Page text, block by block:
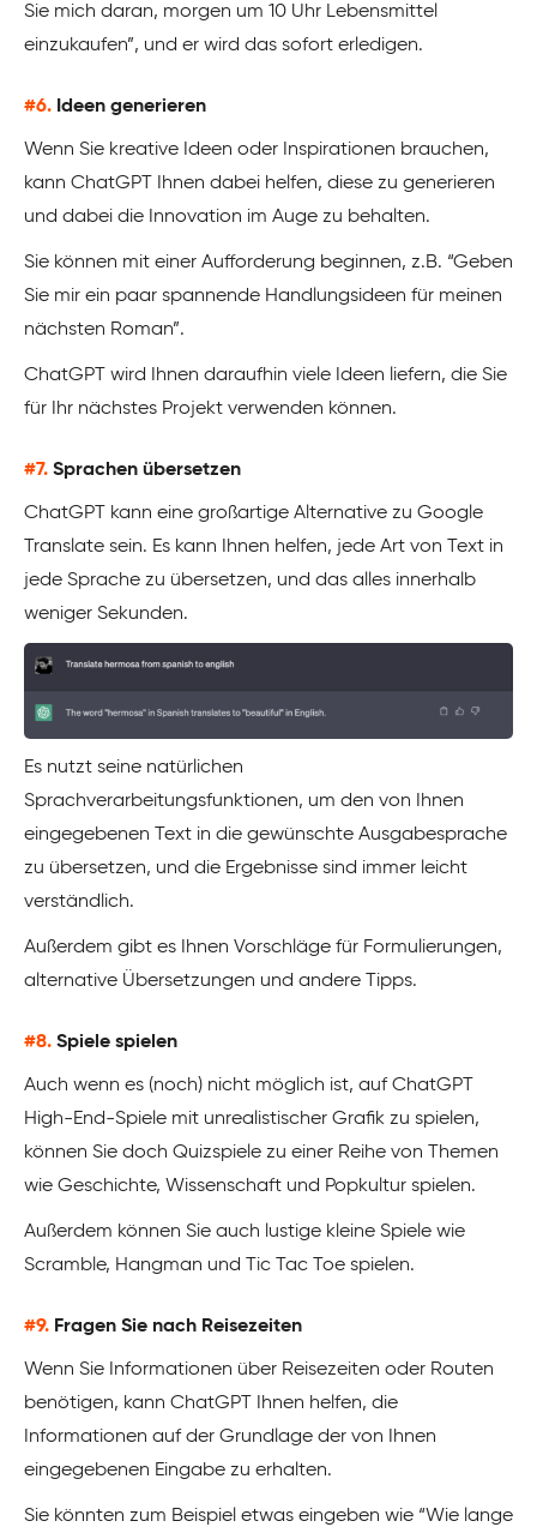
Sie mich daran, morgen um 10 Uhr Lebensmittel
einzukaufen”, und er wird das sofort erledigen.
#6. Ideen generieren
Wenn Sie kreative Ideen oder Inspirationen brauchen,
kann ChatGPT Ihnen dabei helfen, diese zu generieren
und dabei die Innovation im Auge zu behalten.
Sie können mit einer Aufforderung beginnen, z.B. “Geben
Sie mir ein paar spannende Handlungsideen für meinen
nächsten Roman”.
ChatGPT wird Ihnen daraufhin viele Ideen liefern, die Sie
für Ihr nächstes Projekt verwenden können.
#7. Sprachen übersetzen
ChatGPT kann eine großartige Alternative zu Google
Translate sein. Es kann Ihnen helfen, jede Art von Text in
jede Sprache zu übersetzen, und das alles innerhalb
weniger Sekunden.
Es nutzt seine natürlichen
Sprachverarbeitungsfunktionen, um den von Ihnen
eingegebenen Text in die gewünschte Ausgabesprache
zu übersetzen, und die Ergebnisse sind immer leicht
verständlich.
Außerdem gibt es Ihnen Vorschläge für Formulierungen,
alternative Übersetzungen und andere Tipps.
#8. Spiele spielen
Auch wenn es (noch) nicht möglich ist, auf ChatGPT
High-End-Spiele mit unrealistischer Grafik zu spielen,
können Sie doch Quizspiele zu einer Reihe von Themen
wie Geschichte, Wissenschaft und Popkultur spielen.
Außerdem können Sie auch lustige kleine Spiele wie
Scramble, Hangman und Tic Tac Toe spielen.
#9. Fragen Sie nach Reisezeiten
Wenn Sie Informationen über Reisezeiten oder Routen
benötigen, kann ChatGPT Ihnen helfen, die
Informationen auf der Grundlage der von Ihnen
eingegebenen Eingabe zu erhalten.
Sie könnten zum Beispiel etwas eingeben wie “Wie lange